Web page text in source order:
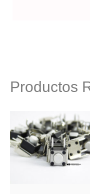
Productos